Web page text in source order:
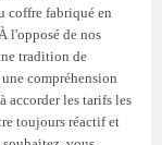
coffre fabriqué en
l'opposé de nos
tradition de
compréhension
accorder les tarifs les
toujours réactif et